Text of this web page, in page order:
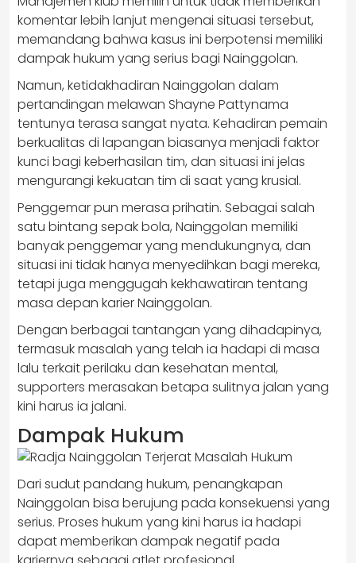
komentar lebih lanjut mengenai situasi tersebut,
memandang bahwa kasus ini berpotensi memiliki
dampak hukum yang serius bagi Nainggolan.
Namun, ketidakhadiran Nainggolan dalam
pertandingan melawan Shayne Pattynama
tentunya terasa sangat nyata. Kehadiran pemain
berkualitas di lapangan biasanya menjadi faktor
kunci bagi keberhasilan tim, dan situasi ini jelas
mengurangi kekuatan tim di saat yang krusial.
Penggemar pun merasa prihatin. Sebagai salah
satu bintang sepak bola, Nainggolan memiliki
banyak penggemar yang mendukungnya, dan
situasi ini tidak hanya menyedihkan bagi mereka,
tetapi juga menggugah kekhawatiran tentang
masa depan karier Nainggolan.
Dengan berbagai tantangan yang dihadapinya,
termasuk masalah yang telah ia hadapi di masa
lalu terkait perilaku dan kesehatan mental,
supporters merasakan betapa sulitnya jalan yang
kini harus ia jalani.
Dampak Hukum
Dari sudut pandang hukum, penangkapan
Nainggolan bisa berujung pada konsekuensi yang
serius. Proses hukum yang kini harus ia hadapi
dapat memberikan dampak negatif pada